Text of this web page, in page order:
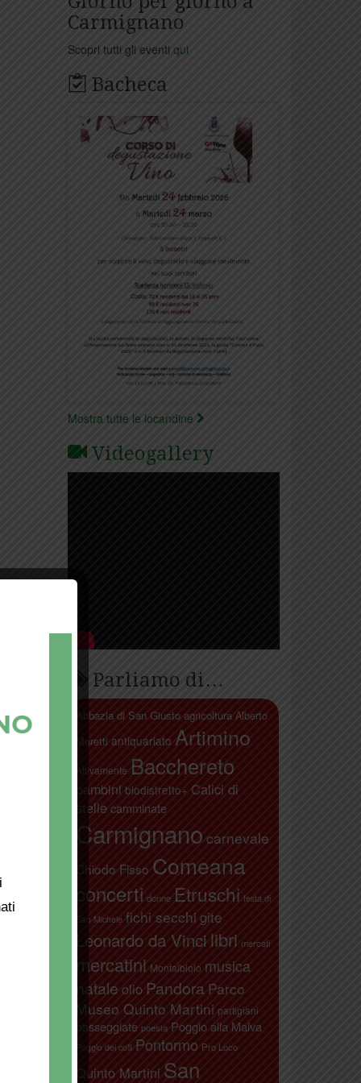
Carmignano
Scopri tutti gli eventi qui
Bacheca
Mostra tutte le locandine
Videogallery
Parliamo di…
Abbazia di San Giusto agricoltura Alberto
Moretti antiquariato Artimino
Attivamente Bacchereto
bambini biodistretto+ Calici di
stelle camminate
Carmignano carnevale
Chiodo Fisso Comeana
concerti donne Etruschi festa di
San Michele fichi secchi gite
Leonardo da Vinci libri mercati
mercatini Montalbiolo musica
natale olio Pandora Parco
Museo Quinto Martini partigiani
passeggiate poesia Poggio alla Malva
Poggio dei colli Pontormo Pro Loco
Quinto Martini San